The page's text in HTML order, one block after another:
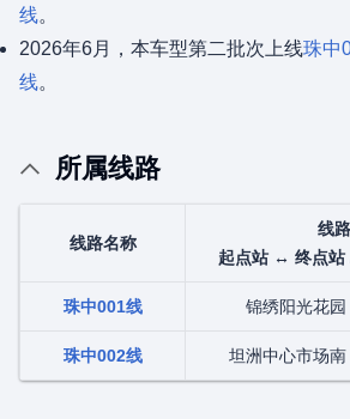
线。
2026年6月，本车型第二批次上线珠中
线。
所属线路
线路名称
线
起点站 ↔ 终点
珠中001线 锦绣阳光花
珠中002线 坦洲中心市场